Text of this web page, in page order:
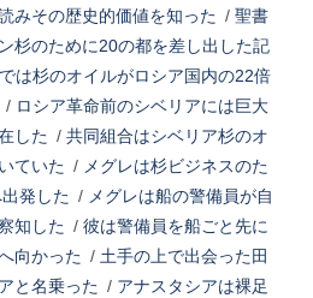
みその歴史的価値を知った / 聖書
杉のために20の都を差し出した記
は杉のオイルがロシア国内の22倍
/ ロシア革命前のシベリアには巨大
した / 共同組合はシベリア杉のオ
ていた / メグレは杉ビジネスのた
発した / メグレは船の警備員が自
知した / 彼は警備員を船ごと先に
向かった / 土手の上で出会った田
と名乗った / アナスタシアは裸足